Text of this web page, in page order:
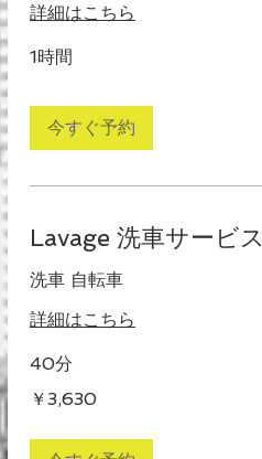
詳細はこちら
1時間
今すぐ予約
Lavage 洗車サービス
洗車 自転車
詳細はこちら
40分
円
￥3,630